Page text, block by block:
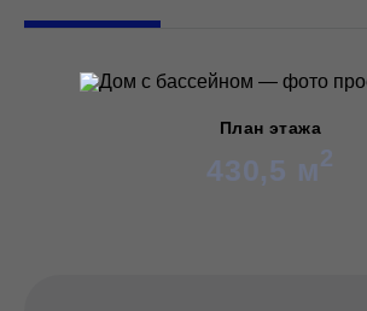
План этажа
430,5 м2